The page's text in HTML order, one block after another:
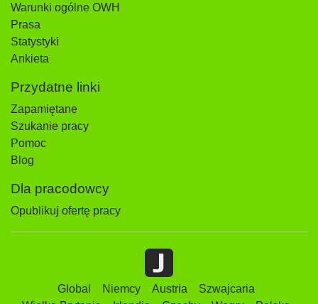
Warunki ogólne OWH
Prasa
Statystyki
Ankieta
Przydatne linki
Zapamiętane
Szukanie pracy
Pomoc
Blog
Dla pracodowcy
Opublikuj ofertę pracy
Global Niemcy Austria
Szwajcaria